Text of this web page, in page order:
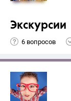
Экскурсии
6 вопросов